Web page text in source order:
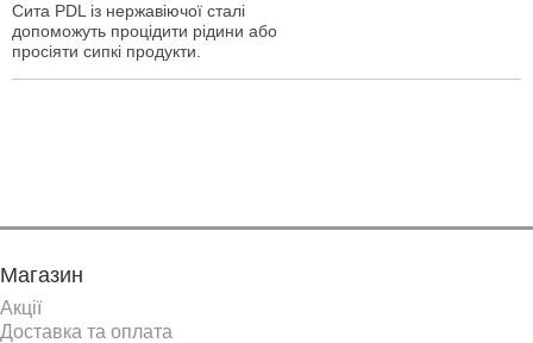
Сита PDL із нержавіючої сталі
допоможуть процідити рідини або
просіяти сипкі продукти.
Магазин
Акції
Доставка та оплата